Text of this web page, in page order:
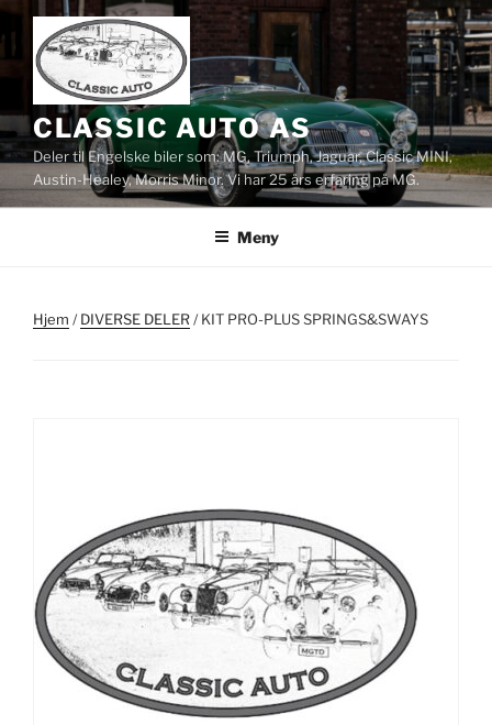
Gå
til
innhold
CLASSIC AUTO AS
Deler til Engelske biler som: MG, Triumph, Jaguar, Classic MINI,
Austin-Healey, Morris Minor. Vi har 25 års erfaring på MG.
Meny
Hjem /DIVERSE DELER/ KIT PRO-PLUS SPRINGS&SWAYS